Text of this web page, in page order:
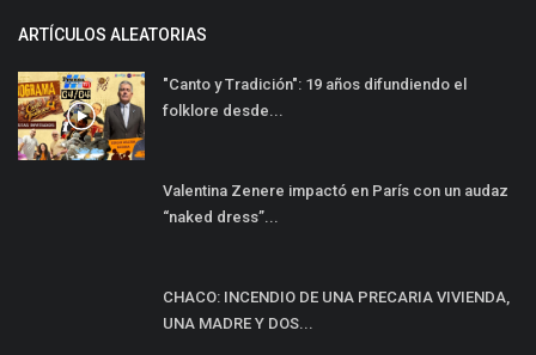
ARTÍCULOS ALEATORIAS
"Canto y Tradición": 19 años difundiendo el
folklore desde...
Valentina Zenere impactó en París con un audaz
“naked dress”...
CHACO: INCENDIO DE UNA PRECARIA VIVIENDA,
UNA MADRE Y DOS...